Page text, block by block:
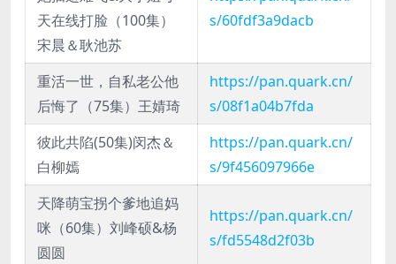
天在线打脸（100集）
宋晨＆耿池苏
s/60fdf3a9dacb
重活一世，自私老公他
后悔了（75集）王婧琦
https://pan.quark.cn/
s/08f1a04b7fda
彼此共陷(50集)闵杰＆
白柳嫣
https://pan.quark.cn/
s/9f456097966e
天降萌宝拐个爹地追妈
咪（60集）刘峰硕&杨
圆圆
https://pan.quark.cn/
s/fd5548d2f03b